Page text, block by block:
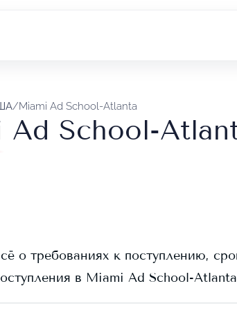
/Miami Ad School-Atlanta
School-
о требованиях к поступлению,
в Miami Ad School-Atlanta